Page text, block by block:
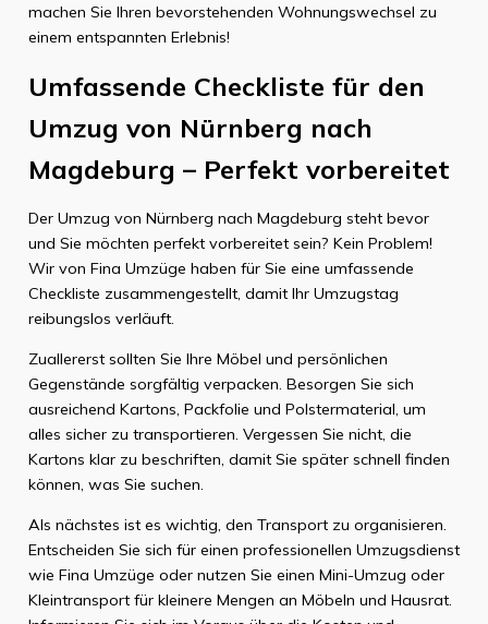
machen Sie Ihren bevorstehenden Wohnungswechsel zu
einem entspannten Erlebnis!
Umfassende Checkliste für den
Umzug von Nürnberg nach
Magdeburg – Perfekt vorbereitet
Der Umzug von Nürnberg nach Magdeburg steht bevor
und Sie möchten perfekt vorbereitet sein? Kein Problem!
Wir von Fina Umzüge haben für Sie eine umfassende
Checkliste zusammengestellt, damit Ihr Umzugstag
reibungslos verläuft.
Zuallererst sollten Sie Ihre Möbel und persönlichen
Gegenstände sorgfältig verpacken. Besorgen Sie sich
ausreichend Kartons, Packfolie und Polstermaterial, um
alles sicher zu transportieren. Vergessen Sie nicht, die
Kartons klar zu beschriften, damit Sie später schnell finden
können, was Sie suchen.
Als nächstes ist es wichtig, den Transport zu organisieren.
Entscheiden Sie sich für einen professionellen Umzugsdienst
wie Fina Umzüge oder nutzen Sie einen Mini-Umzug oder
Kleintransport für kleinere Mengen an Möbeln und Hausrat.